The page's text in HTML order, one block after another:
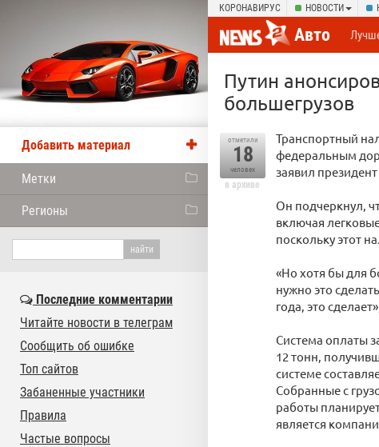
КОРОНАВИРУС НОВОСТИ
Авто
Путин
большегрузов
отметили
18
человек
в архиве
Транспортный
федеральным
заявил
Он подчеркнул,
включая
поскольку этот
«Но хотя бы для
нужно это
года, это
Система оплаты
12 тонн,
системе
Собранные с
работы
является
Добавить материал
Метки
Регионы
Последние комментарии
Читайте новости в телеграм
Сообщить об ошибке
Топ сайтов
Забаненные участники
Правила
Частые вопросы